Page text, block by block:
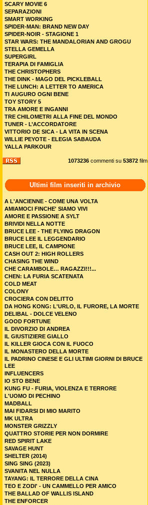
SCARY MOVIE 6
SEPARAZIONI
SMART WORKING
SPIDER-MAN: BRAND NEW DAY
SPIDER-NOIR - STAGIONE 1
STAR WARS: THE MANDALORIAN AND GROGU
STELLA GEMELLA
SUPERGIRL
TERAPIA DI FAMIGLIA
THE CHRISTOPHERS
THE DINK - MAGO DEL PICKLEBALL
THE LUNCH: A LETTER TO AMERICA
TI AUGURO OGNI BENE
TOY STORY 5
TRA AMORE E INGANNI
TRE CHILOMETRI ALLA FINE DEL MONDO
TUNER - L’ACCORDATORE
VITTORIO DE SICA - LA VITA IN SCENA
WILLIE PEYOTE - ELEGIA SABAUDA
YALLA PARKOUR
1073236 commenti su 53872 film
Ultimi film inseriti in archivio
A L'ANCIENNE - COME UNA VOLTA
AMIAMOCI FINCHE' SIAMO VIVI
AMORE E PASSIONE A SYLT
BRIVIDI NELLA NOTTE
BRUCE LEE - THE FLYING DRAGON
BRUCE LEE IL LEGGENDARIO
BRUCE LEE, IL CAMPIONE
CASH OUT 2: HIGH ROLLERS
CHASING THE WIND
CHE CARAMBOLE… RAGAZZI!!!...
CHEN: LA FURIA SCATENATA
COLD MEAT
COLONY
CROCIERA CON DELITTO
DA HONG KONG: L'URLO, IL FURORE, LA MORTE
DELIBAL - DOLCE VELENO
GOOD FORTUNE
IL DIVORZIO DI ANDREA
IL GIUSTIZIERE GIALLO
IL KILLER GIOCA CON IL FUOCO
IL MONASTERO DELLA MORTE
IL PADRINO CINESE E GLI ULTIMI GIORNI DI BRUCE
LEE
INFLUENCERS
IO STO BENE
KUNG FU - FURIA, VIOLENZA E TERRORE
L'UOMO DI PECHINO
MADBALL
MAI FIDARSI DI MIO MARITO
MK ULTRA
MONSTER GRIZZLY
QUATTRO STORIE PER NON DORMIRE
RED SPIRIT LAKE
SAVAGE HUNT
SHELTER (2014)
SING SING (2023)
SVANITA NEL NULLA
TAYANG: IL TERRORE DELLA CINA
TEO E ZODI' - UN CAMMELLO PER AMICO
THE BALLAD OF WALLIS ISLAND
THE ENFORCER